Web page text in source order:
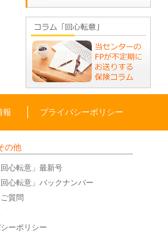
報 プライバシーポリシー
の他
回心転意」最新号
回心転意」バックナンバー
質問
ーポリシー